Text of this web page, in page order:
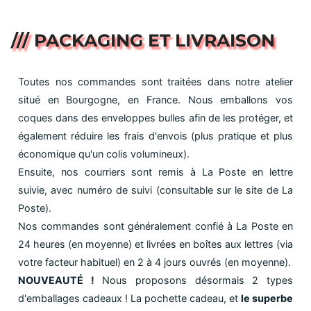
/// PACKAGING ET LIVRAISON
Toutes nos commandes sont traitées dans notre atelier
situé en Bourgogne, en France. Nous emballons vos
coques dans des enveloppes bulles afin de les protéger, et
également réduire les frais d'envois (plus pratique et plus
économique qu'un colis volumineux).
Ensuite, nos courriers sont remis à La Poste en lettre
suivie, avec numéro de suivi (consultable sur le site de La
Poste).
Nos commandes sont généralement confié à La Poste en
24 heures (en moyenne) et livrées en boîtes aux lettres (via
votre facteur habituel) en 2 à 4 jours ouvrés (en moyenne).
NOUVEAUTÉ ! Nous proposons désormais 2 types
d'emballages cadeaux ! La pochette cadeau, et le superbe